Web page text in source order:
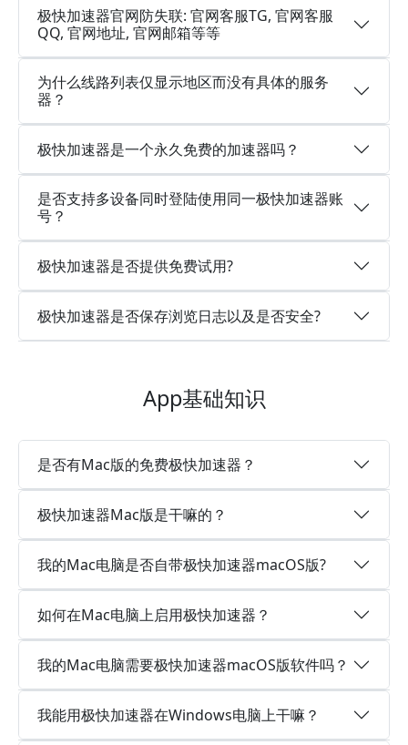
极快加速器官网防失联: 官网客服TG, 官网客服
QQ, 官网地址, 官网邮箱等等
为什么线路列表仅显示地区而没有具体的服务
器？
极快加速器是一个永久免费的加速器吗？
是否支持多设备同时登陆使用同一极快加速器账
号？
极快加速器是否提供免费试用?
极快加速器是否保存浏览日志以及是否安全?
App基础知识
是否有Mac版的免费极快加速器？
极快加速器Mac版是干嘛的？
我的Mac电脑是否自带极快加速器macOS版?
如何在Mac电脑上启用极快加速器？
我的Mac电脑需要极快加速器macOS版软件吗？
我能用极快加速器在Windows电脑上干嘛？